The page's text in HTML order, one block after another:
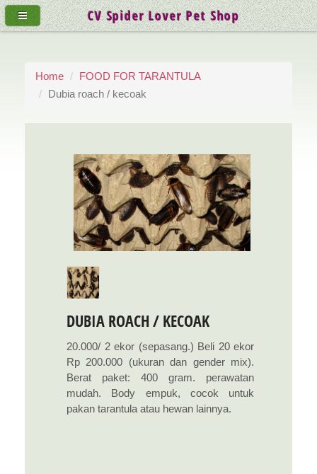
Home
FOOD FOR TARANTULA
Dubia roach / kecoak
DUBIA ROACH / KECOAK
20.000/ 2 ekor (sepasang.) Beli 20 ekor
Rp 200.000 (ukuran dan gender mix).
Berat paket: 400 gram. perawatan
mudah. Body empuk, cocok untuk
pakan tarantula atau hewan lainnya.
CV Spider Lover Pet Shop